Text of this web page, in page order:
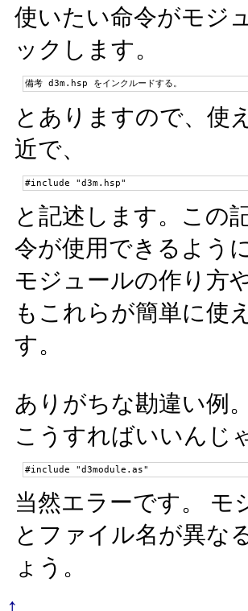
使いたい命令がモジ
ックします。
備考 d3m.hsp をインクルードする。
とありますので、使
近で、
#include "d3m.hsp"
と記述します。この
令が使用できるよう
モジュールの作り方
もこれらが簡単に使
す。
ありがちな勘違い例
こうすればいいんじ
#include "d3module.as"
当然エラーです。 モ
とファイル名が異な
ょう。